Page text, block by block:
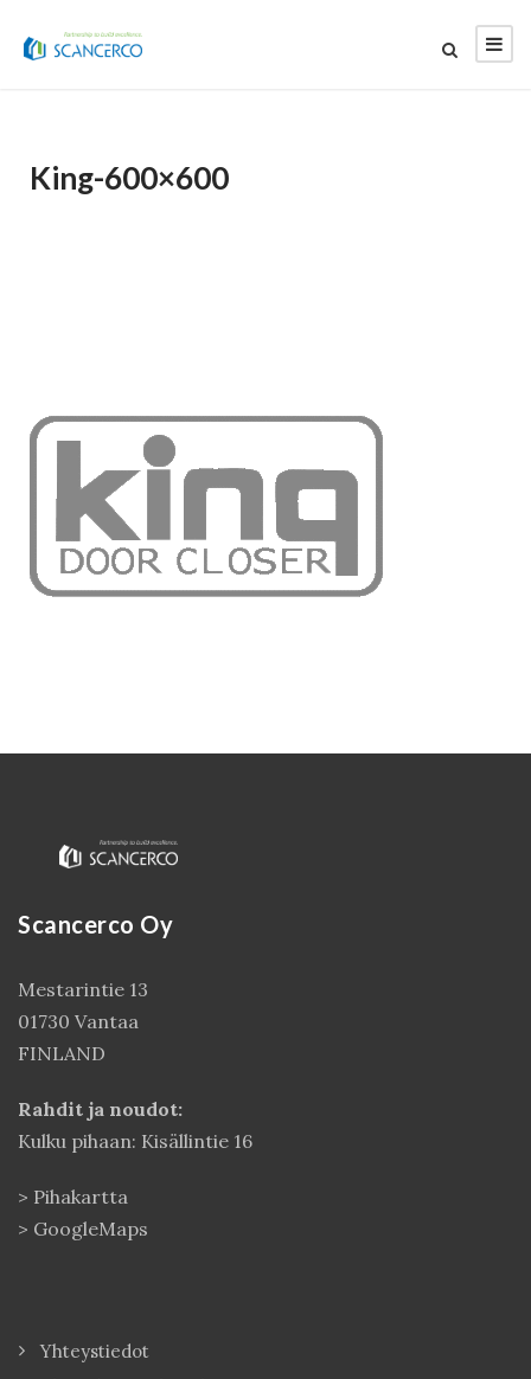
King-600×600
Scancerco Oy
Mestarintie 13
01730 Vantaa
FINLAND
Rahdit ja noudot:
Kulku pihaan: Kisällintie 16
> Pihakartta
> GoogleMaps
Yhteystiedot